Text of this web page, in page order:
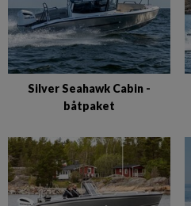
Silver Seahawk Cabin -
båtpaket